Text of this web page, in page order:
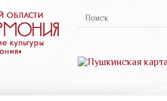
Форма